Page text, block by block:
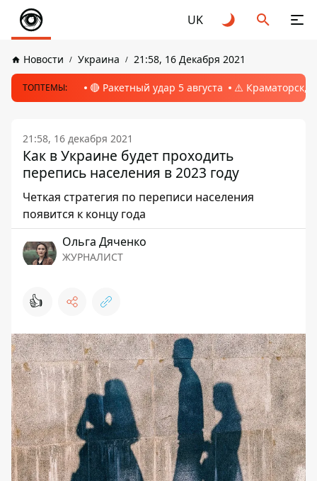
UK
Новости Украина 21:58, 16 Декабря 2021
ТОПТЕМЫ: 🔴 Ракетный удар 5 августа ⚠️ Краматорск,
21:58, 16 декабря 2021
Как в Украине будет проходить
перепись населения в 2023 году
Четкая стратегия по переписи населения
появится к концу года
Ольга Дяченко
ЖУРНАЛИСТ
👍